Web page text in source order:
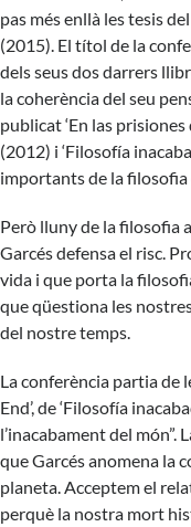
pas més enllà les tesis
(2015). El títol de la
dels seus dos darrers
la coherència del seu
publicat ‘En las prisiones
(2012) i ‘Filosofía
importants de la filosofia
Però lluny de la filosofia
Garcés defensa el risc.
vida i que porta la
que qüestiona les
del nostre temps.
La conferència partia de
End’, de ‘Filosofía
l’inacabament del
que Garcés anomena la
planeta. Acceptem el
perquè la nostra mort